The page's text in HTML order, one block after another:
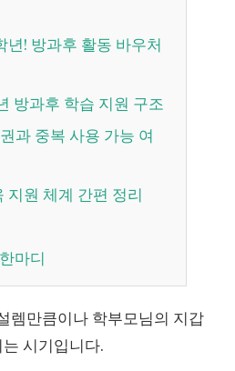
년 방과후 학습 지원 구조
지원 체계 간편 정리
마디
렘만큼이나 학부모님의 지갑
시기입니다.